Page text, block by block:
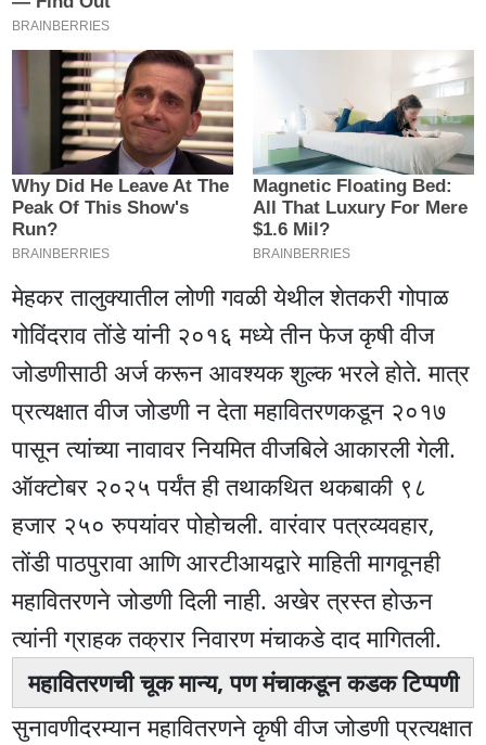
मेहकर तालुक्यातील लोणी गवळी येथील शेतकरी गोपाळ
गोविंदराव तोंडे यांनी २०१६ मध्ये तीन फेज कृषी वीज
जोडणीसाठी अर्ज करून आवश्यक शुल्क भरले होते. मात्र
प्रत्यक्षात वीज जोडणी न देता महावितरणकडून २०१७
पासून त्यांच्या नावावर नियमित वीजबिले आकारली गेली.
ऑक्टोबर २०२५ पर्यंत ही तथाकथित थकबाकी ९८
हजार २५० रुपयांवर पोहोचली. वारंवार पत्रव्यवहार,
तोंडी पाठपुरावा आणि आरटीआयद्वारे माहिती मागवूनही
महावितरणने जोडणी दिली नाही. अखेर त्रस्त होऊन
त्यांनी ग्राहक तक्रार निवारण मंचाकडे दाद मागितली.
महावितरणची चूक मान्य, पण मंचाकडून कडक टिप्पणी
सुनावणीदरम्यान महावितरणने कृषी वीज जोडणी प्रत्यक्षात